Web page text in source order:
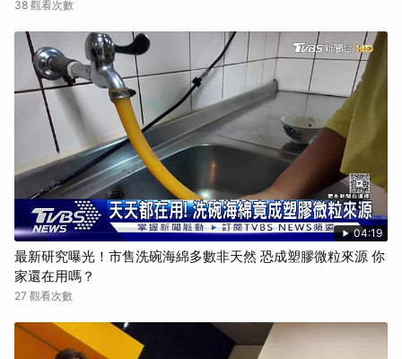
38 觀看次數
04:19
最新研究曝光！市售洗碗海綿多數非天然 恐成塑膠微粒來源 你
家還在用嗎？
27 觀看次數